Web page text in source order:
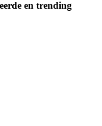
en trending